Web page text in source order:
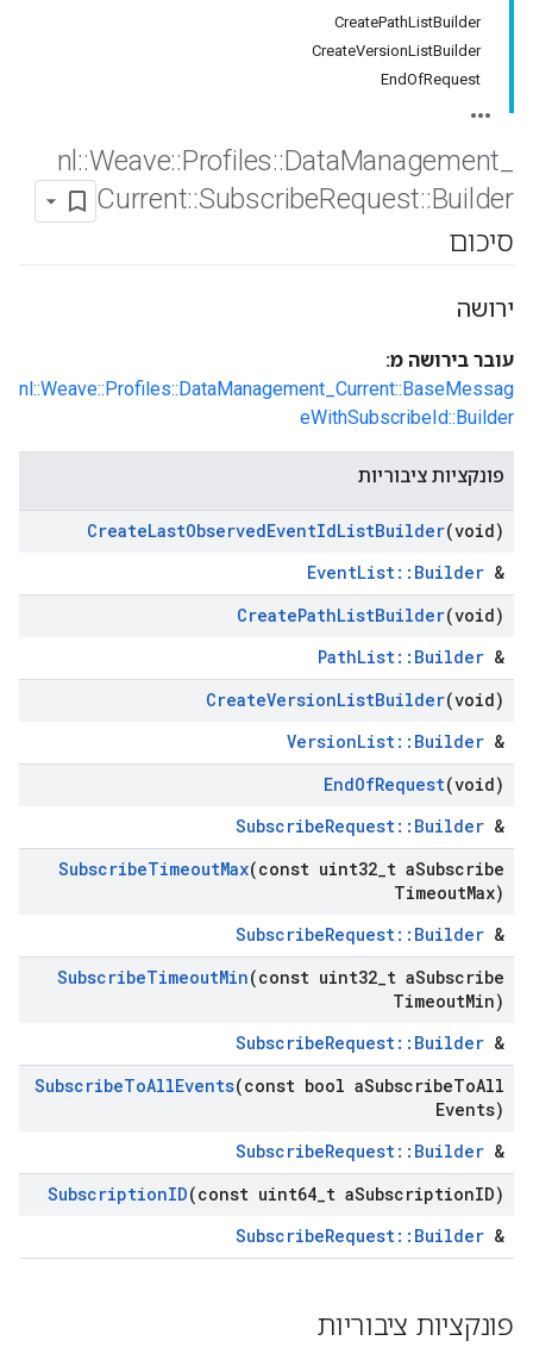
CreatePathListBuilder
CreateVersionListBuilder
EndOfRequest
nl ::Weave::Profiles::DataManagement
Current::SubscribeRequest::Builder
סיכום
ירושה
עובר בירושה מ:
nl::Weave::Profiles::DataManagement_Current::BaseMessag
eWithSubscribeId::Builder
פונקציות ציבוריות
CreateLastObservedEventIdListBuilder(void)
EventList::Builder &
CreatePathListBuilder(void)
PathList::Builder &
CreateVersionListBuilder(void)
VersionList::Builder &
EndOfRequest(void)
SubscribeRequest::Builder &
SubscribeTimeoutMax(const uint32 t aSubscribe
TimeoutMax)
SubscribeRequest::Builder &
SubscribeTimeoutMin(const uint32 t aSubscribe
TimeoutMin)
SubscribeRequest::Builder &
SubscribeToAllEvents(const bool aSubscribeToAll
Events)
SubscribeRequest::Builder &
SubscriptionID(const uint64 t aSubscriptionID)
SubscribeRequest::Builder &
פונקציות ציבוריות